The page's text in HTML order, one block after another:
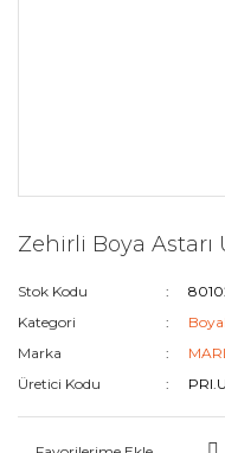
Zehirli Boya
Stok Kodu
Kategori
Marka
Üretici Kodu